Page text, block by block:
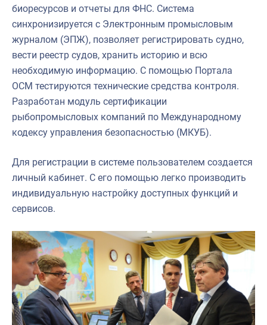
биоресурсов и отчеты для ФНС. Система
синхронизируется с Электронным промысловым
журналом (ЭПЖ), позволяет регистрировать судно,
вести реестр судов, хранить историю и всю
необходимую информацию. С помощью Портала
ОСМ тестируются технические средства контроля.
Разработан модуль сертификации
рыбопромысловых компаний по Международному
кодексу управления безопасностью (МКУБ).
Для регистрации в системе пользователем создается
личный кабинет. С его помощью легко производить
индивидуальную настройку доступных функций и
сервисов.